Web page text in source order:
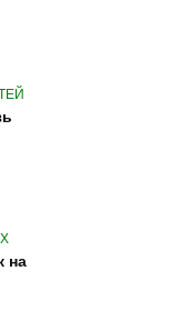
на